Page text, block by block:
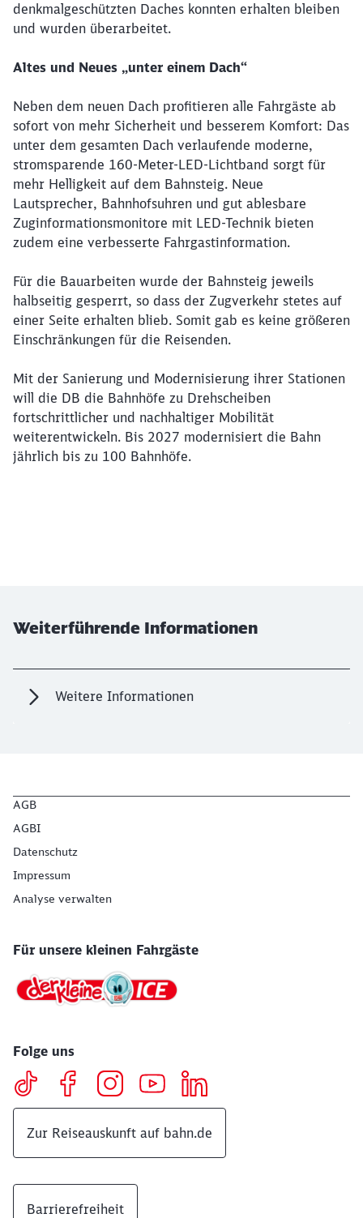
denkmalgeschützten Daches konnten erhalten bleiben
und wurden überarbeitet.
Altes und Neues „unter einem Dach“
Neben dem neuen Dach profitieren alle Fahrgäste ab
sofort von mehr Sicherheit und besserem Komfort: Das
unter dem gesamten Dach verlaufende moderne,
stromsparende 160-Meter-LED-Lichtband sorgt für
mehr Helligkeit auf dem Bahnsteig. Neue
Lautsprecher, Bahnhofsuhren und gut ablesbare
Zuginformationsmonitore mit LED-Technik bieten
zudem eine verbesserte Fahrgastinformation.
Für die Bauarbeiten wurde der Bahnsteig jeweils
halbseitig gesperrt, so dass der Zugverkehr stetes auf
einer Seite erhalten blieb. Somit gab es keine größeren
Einschränkungen für die Reisenden.
Mit der Sanierung und Modernisierung ihrer Stationen
will die DB die Bahnhöfe zu Drehscheiben
fortschrittlicher und nachhaltiger Mobilität
weiterentwickeln. Bis 2027 modernisiert die Bahn
jährlich bis zu 100 Bahnhöfe.
Weiterführende Informationen
Weitere Informationen
AGB
AGBI
Datenschutz
Impressum
Analyse verwalten
Für unsere kleinen Fahrgäste
Folge uns
Zur Reiseauskunft auf bahn.de
Barrierefreiheit